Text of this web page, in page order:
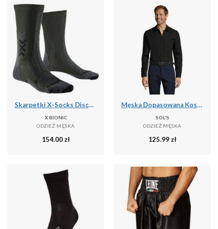
Skarpetki X-Socks Discover Crew
X BIONIC
ODZIEŻ MĘSKA
154.00zł
Męska Dopasowana Koszula Baltimore
SOL'S
ODZIEŻ MĘSKA
125.99zł